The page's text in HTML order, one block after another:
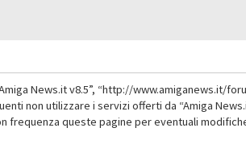
News.it v8.5”, “http://
non utilizzare i servizi offerti da “Amiga
queste pagine per eventuali